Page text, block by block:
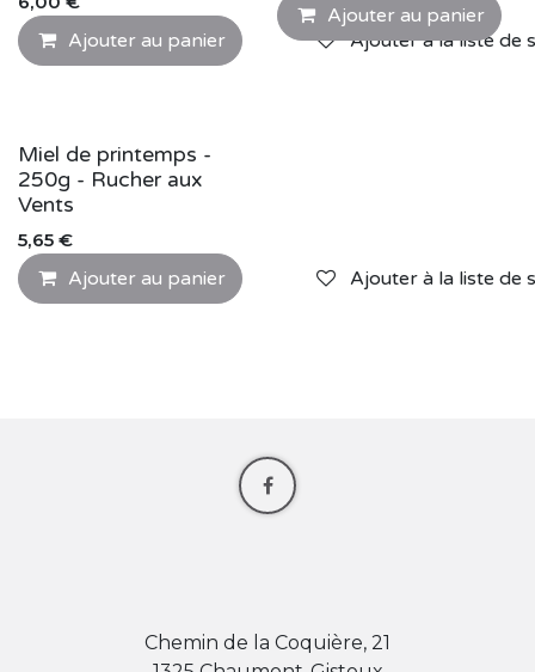
Ajouter au panier Ajouter à la liste de
Ajouter au panier
Miel de printemps -
250g - Rucher aux
Vents
5,65 €
Ajouter au panier Ajouter à la liste de
Chemin de la Coquière, 21